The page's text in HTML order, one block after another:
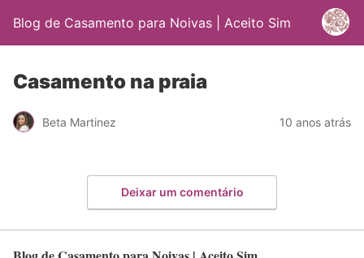
Blog de Casamento para Noivas | Aceito Sim
Casamento na praia
Beta Martinez 10 anos atrás
Deixar um comentário